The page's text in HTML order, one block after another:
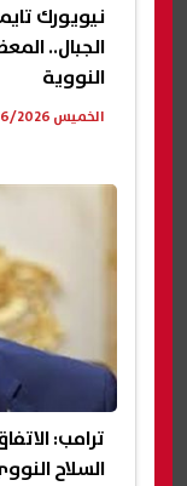
نيويورك
الجبال..
النووية
الخميس 04/06/2026 05:15 م
ترامب:
السلاح